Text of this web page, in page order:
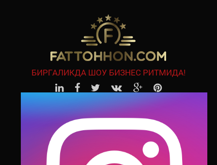
БИРГАЛИКДА ШОУ БИЗНЕС РИТМИДА!